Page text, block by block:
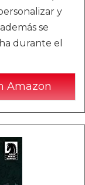
y
se
durante el
Amazon